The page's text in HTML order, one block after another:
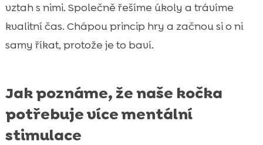
vztah s nimi. Společně řešíme úkoly a trávíme
kvalitní čas. Chápou princip hry a začnou si o ni
samy říkat, protože je to baví.
Jak poznáme, že naše kočka
potřebuje více mentální
stimulace